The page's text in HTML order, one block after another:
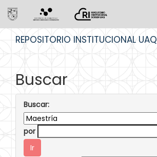
REPOSITORIO INSTITUCIONAL UAQ
Buscar
Buscar:
por